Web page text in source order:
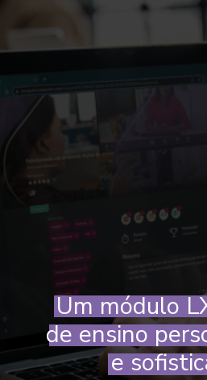
Um módulo
de ensino
e